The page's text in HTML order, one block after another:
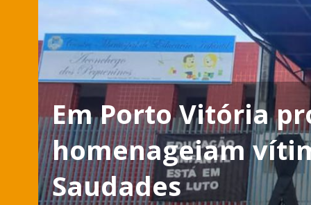
Em Porto Vitória
homenageiam
Saudades